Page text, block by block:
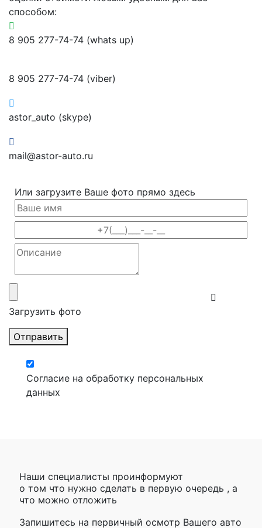
способом:
8 905 277-74-74 (whats up)
8 905 277-74-74 (viber)
astor_auto (skype)
mail@astor-auto.ru
Или загрузите Ваше фото прямо здесь
Загрузить фото
Отправить
Согласие на обработку персональных
данных
Наши специалисты проинформуют
о том что нужно сделать в первую очередь , а
что можно отложить
Запишитесь на первичный осмотр Вашего авто